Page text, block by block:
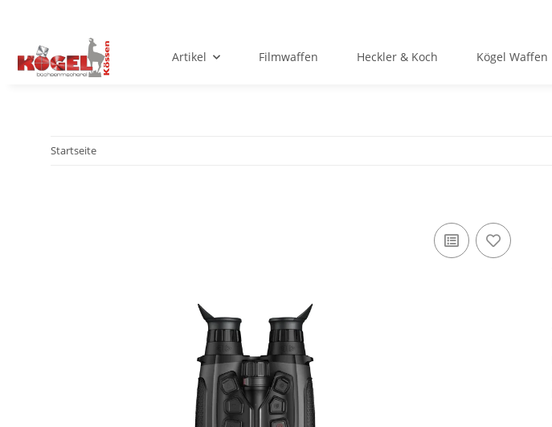
Artikel Filmwaffen Heckler & Koch Kögel Waffen
Startseite